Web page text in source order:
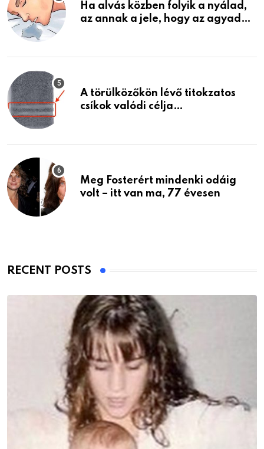
Ha alvás közben folyik a nyálad,
az annak a jele, hogy az agyad…
A törülközőkön lévő titokzatos
csíkok valódi célja…
Meg Fosterért mindenki odáig
volt – itt van ma, 77 évesen
RECENT POSTS